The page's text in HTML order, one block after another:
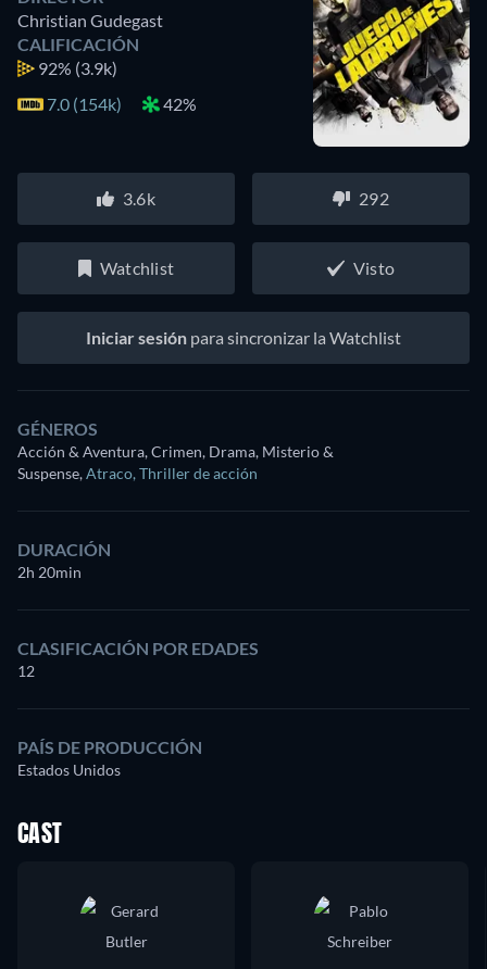
Christian Gudegast
CALIFICACIÓN
92% (3.9k)
7.0 (154k)
42%
3.6k 292
Watchlist Visto
Iniciar sesión para sincronizar la Watchlist
GÉNEROS
Acción & Aventura, Crimen, Drama, Misterio &
Suspense,Atraco, Thriller de acción
DURACIÓN
2h 20min
CLASIFICACIÓN POR EDADES
12
PAÍS DE PRODUCCIÓN
Estados Unidos
CAST